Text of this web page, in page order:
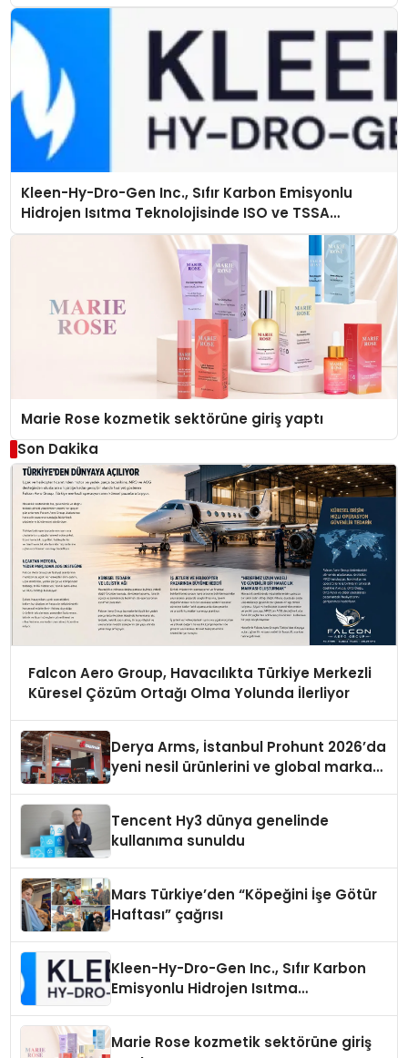
Kleen-Hy-Dro-Gen Inc., Sıfır Karbon Emisyonlu
Hidrojen Isıtma Teknolojisinde ISO ve TSSA
Düzenleyici Onaylarını Aldı
Marie Rose kozmetik sektörüne giriş yaptı
Son Dakika
Falcon Aero Group, Havacılıkta Türkiye Merkezli
Küresel Çözüm Ortağı Olma Yolunda İlerliyor
Derya Arms, İstanbul Prohunt 2026’da
yeni nesil ürünlerini ve global marka
Tencent Hy3 dünya genelinde
kullanıma sunuldu
Mars Türkiye’den “Köpeğini İşe Götür
Haftası” çağrısı
Kleen-Hy-Dro-Gen Inc., Sıfır Karbon
Emisyonlu Hidrojen Isıtma
Marie Rose kozmetik sektörüne giriş